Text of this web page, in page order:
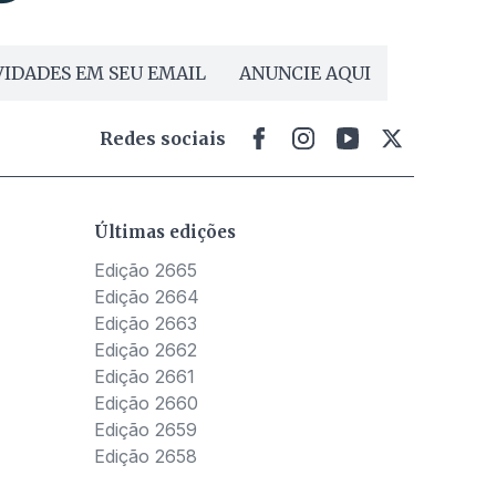
EM SEU EMAIL ANUNCIE AQUI
Redes sociais
Últimas edições
Edição 2665
Edição 2664
Edição 2663
Edição 2662
Edição 2661
Edição 2660
Edição 2659
Edição 2658